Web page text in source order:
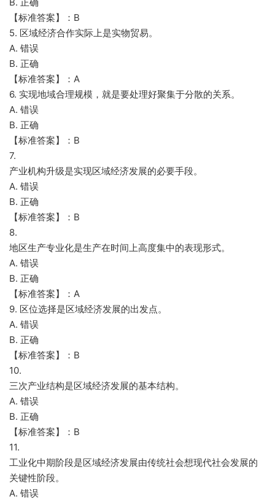
【标准答案】：B
5. 区域经济合作实际上是实物贸易。
A. 错误
B. 正确
【标准答案】：A
6. 实现地域合理规模，就是要处理好聚集于分散的关系。
A. 错误
B. 正确
【标准答案】：B
7.
产业机构升级是实现区域经济发展的必要手段。
A. 错误
B. 正确
【标准答案】：B
8.
地区生产专业化是生产在时间上高度集中的表现形式。
A. 错误
B. 正确
【标准答案】：A
9. 区位选择是区域经济发展的出发点。
A. 错误
B. 正确
【标准答案】：B
10.
三次产业结构是区域经济发展的基本结构。
A. 错误
B. 正确
【标准答案】：B
11.
工业化中期阶段是区域经济发展由传统社会想现代社会发展的
关键性阶段。
A. 错误